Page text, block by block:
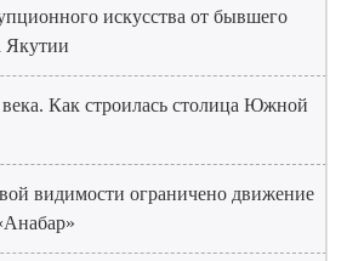
искусства от бывшего
Якутии
Как строилась столица Южной
видимости ограничено движение